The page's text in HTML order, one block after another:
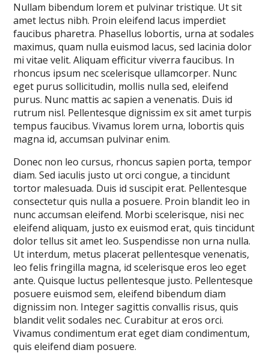
Nullam bibendum lorem et pulvinar tristique. Ut sit
amet lectus nibh. Proin eleifend lacus imperdiet
faucibus pharetra. Phasellus lobortis, urna at sodales
maximus, quam nulla euismod lacus, sed lacinia dolor
mi vitae velit. Aliquam efficitur viverra faucibus. In
rhoncus ipsum nec scelerisque ullamcorper. Nunc
eget purus sollicitudin, mollis nulla sed, eleifend
purus. Nunc mattis ac sapien a venenatis. Duis id
rutrum nisl. Pellentesque dignissim ex sit amet turpis
tempus faucibus. Vivamus lorem urna, lobortis quis
magna id, accumsan pulvinar enim.
Donec non leo cursus, rhoncus sapien porta, tempor
diam. Sed iaculis justo ut orci congue, a tincidunt
tortor malesuada. Duis id suscipit erat. Pellentesque
consectetur quis nulla a posuere. Proin blandit leo in
nunc accumsan eleifend. Morbi scelerisque, nisi nec
eleifend aliquam, justo ex euismod erat, quis tincidunt
dolor tellus sit amet leo. Suspendisse non urna nulla.
Ut interdum, metus placerat pellentesque venenatis,
leo felis fringilla magna, id scelerisque eros leo eget
ante. Quisque luctus pellentesque justo. Pellentesque
posuere euismod sem, eleifend bibendum diam
dignissim non. Integer sagittis convallis risus, quis
blandit velit sodales nec. Curabitur at eros orci.
Vivamus condimentum erat eget diam condimentum,
quis eleifend diam posuere.